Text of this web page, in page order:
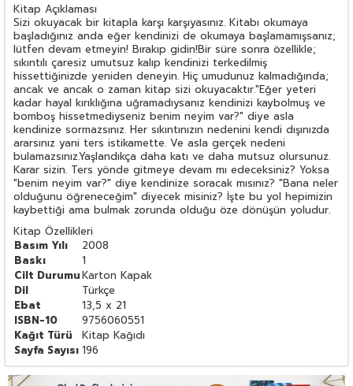
Kitap Açıklaması
Sizi okuyacak bir kitapla karşı karşıyasınız. Kitabı okumaya
başladığınız anda eğer kendinizi de okumaya başlamamışsanız;
lütfen devam etmeyin! Bırakıp gidin!Bir süre sonra özellikle;
sıkıntılı çaresiz umutsuz kalıp kendinizi terkedilmiş
hissettiğinizde yeniden deneyin. Hiç umudunuz kalmadığında;
ancak ve ancak o zaman kitap sizi okuyacaktır."Eğer yeteri
kadar hayal kırıklığına uğramadıysanız kendinizi kaybolmuş ve
bomboş hissetmediyseniz benim neyim var?" diye asla
kendinize sormazsınız. Her sıkıntınızın nedenini kendi dışınızda
ararsınız yani ters istikamette. Ve asla gerçek nedeni
bulamazsınız.Yaşlandıkça daha katı ve daha mutsuz olursunuz.
Karar sizin. Ters yönde gitmeye devam mı edeceksiniz? Yoksa
"benim neyim var?" diye kendinize soracak mısınız? "Bana neler
olduğunu öğreneceğim" diyecek misiniz? İşte bu yol hepimizin
kaybettiği ama bulmak zorunda olduğu öze dönüşün yoludur.
Kitap Özellikleri
Basım Yılı
2008
Baskı
1
Cilt DurumuKarton Kapak
Dil
Türkçe
Ebat
13,5 x 21
ISBN-10
9756060551
Kağıt Türü
Kitap Kağıdı
Sayfa Sayısı 196